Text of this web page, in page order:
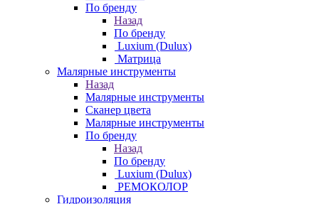
По бренду
Назад
По бренду
Luxium (Dulux)
Матрица
Малярные инструменты
Назад
Малярные инструменты
Сканер цвета
Малярные инструменты
По бренду
Назад
По бренду
Luxium (Dulux)
РЕМОКОЛОР
Гидроизоляция